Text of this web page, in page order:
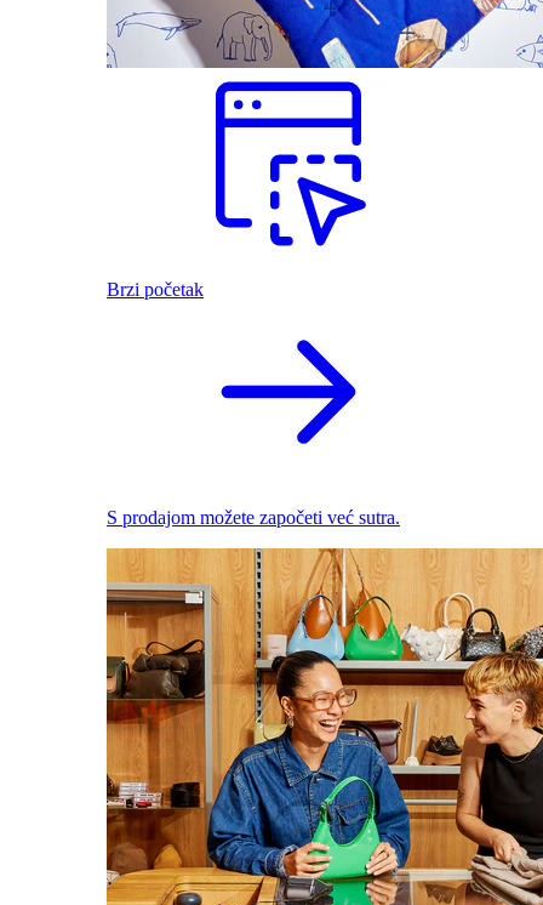
Brzi početak
S prodajom možete započeti već sutra.